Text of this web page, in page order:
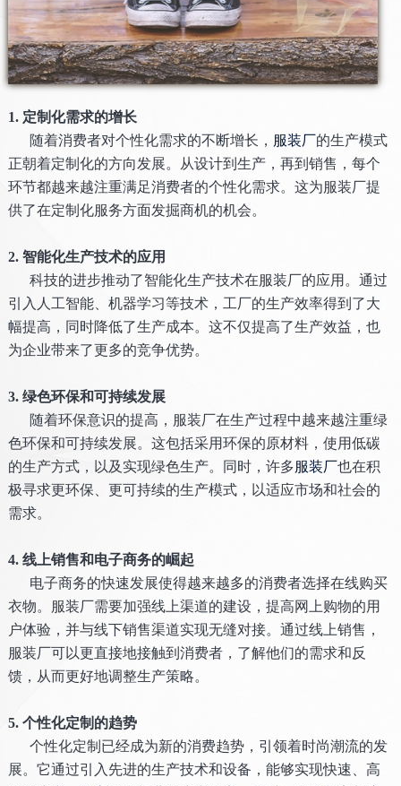
1. 定制化需求的增长
随着消费者对个性化需求的不断增长， 服装厂的生产模式
正朝着定制化的方向发展。从设计到生产，再到销售，每个
环节都越来越注重满足消费者的个性化需求。这为服装厂提
供了在定制化服务方面发掘商机的机会。
2. 智能化生产技术的应用
科技的进步推动了智能化生产技术在服装厂的应用。通过
引入人工智能、机器学习等技术，工厂的生产效率得到了大
幅提高，同时降低了生产成本。这不仅提高了生产效益，也
为企业带来了更多的竞争优势。
3. 绿色环保和可持续发展
随着环保意识的提高，服装厂在生产过程中越来越注重绿
色环保和可持续发展。这包括采用环保的原材料，使用低碳
的生产方式，以及实现绿色生产。同时，许多服装厂也在积
极寻求更环保、更可持续的生产模式，以适应市场和社会的
需求。
4. 线上销售和电子商务的崛起
电子商务的快速发展使得越来越多的消费者选择在线购买
衣物。服装厂需要加强线上渠道的建设，提高网上购物的用
户体验，并与线下销售渠道实现无缝对接。通过线上销售，
服装厂可以更直接地接触到消费者，了解他们的需求和反
馈，从而更好地调整生产策略。
5. 个性化定制的趋势
个性化定制已经成为新的消费趋势，引领着时尚潮流的发
展。它通过引入先进的生产技术和设备，能够实现快速、高